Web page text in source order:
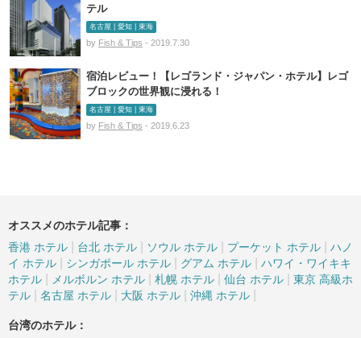
テル
名古屋 | 愛知 | 東海
by Fish & Tips - 2019.7.30
宿泊レビュー！【レゴランド・ジャパン・ホテル】レゴ
ブロックの世界観に浸れる！
名古屋 | 愛知 | 東海
by Fish & Tips - 2019.6.23
オススメのホテル記事：
香港 ホテル
台北 ホテル ソウル ホテル プーケット ホテル
ハノ
イ ホテル
シンガポール ホテル グアム ホテル
ハワイ・ワイキキ
ホテル
メルボルン ホテル 札幌 ホテル 仙台 ホテル
東京 高級ホ
テル
名古屋 ホテル 大阪 ホテル 沖縄 ホテル
台湾のホテル：